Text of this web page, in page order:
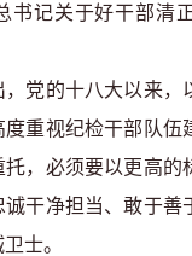
书记关于好干部清
的十八大以来，
重视纪检干部队伍
托，必须要以更高的
干净担当、敢于善
士。